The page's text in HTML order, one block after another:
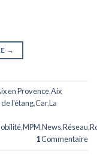
→
en Provence,Aix
de l'étang,Car,La
,MPM,News,Réseau,
1Commentaire